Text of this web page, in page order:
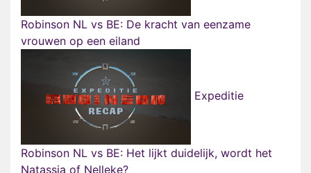
Robinson NL vs BE: De kracht van eenzame
vrouwen op een eiland
Expeditie
Robinson NL vs BE: Het lijkt duidelijk, wordt het
Natassia of Nelleke?